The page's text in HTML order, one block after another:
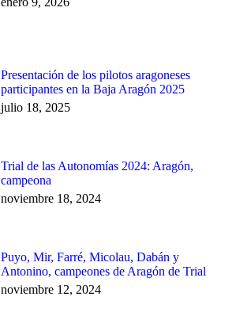
Presentación de los pilotos aragoneses
participantes en la Baja Aragón 2025
julio 18, 2025
Trial de las Autonomías 2024: Aragón,
campeona
noviembre 18, 2024
Puyo, Mir, Farré, Micolau, Dabán y
Antonino, campeones de Aragón de Trial
noviembre 12, 2024